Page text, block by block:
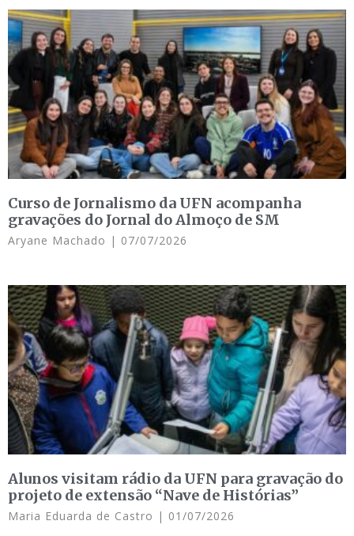
Curso de Jornalismo da UFN acompanha
gravações do Jornal do Almoço de SM
Aryane Machado 07/07/2026
Alunos visitam rádio da UFN para gravação do
projeto de extensão “Nave de Histórias”
Maria Eduarda de Castro 01/07/2026